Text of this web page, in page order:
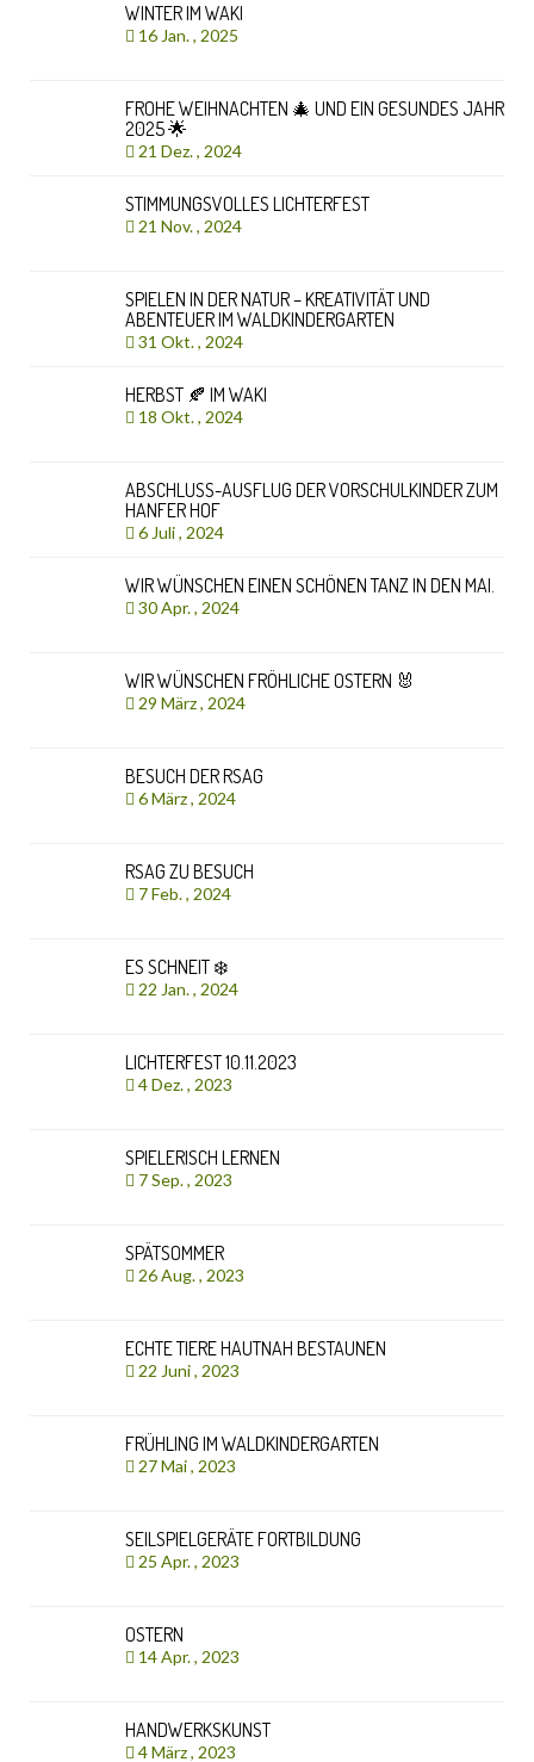
WINTER IM WAKI
16 Jan. , 2025
FROHE WEIHNACHTEN 🎄 UND EIN GESUNDES JAHR
2025 🌟
21 Dez. , 2024
STIMMUNGSVOLLES LICHTERFEST
21 Nov. , 2024
SPIELEN IN DER NATUR – KREATIVITÄT UND
ABENTEUER IM WALDKINDERGARTEN
31 Okt. , 2024
HERBST 🍂 IM WAKI
18 Okt. , 2024
ABSCHLUSS-AUSFLUG DER VORSCHULKINDER ZUM
HANFER HOF
6 Juli , 2024
WIR WÜNSCHEN EINEN SCHÖNEN TANZ IN DEN MAI.
30 Apr. , 2024
WIR WÜNSCHEN FRÖHLICHE OSTERN 🐰
29 März , 2024
BESUCH DER RSAG
6 März , 2024
RSAG ZU BESUCH
7 Feb. , 2024
ES SCHNEIT ❄️
22 Jan. , 2024
LICHTERFEST 10.11.2023
4 Dez. , 2023
SPIELERISCH LERNEN
7 Sep. , 2023
SPÄTSOMMER
26 Aug. , 2023
ECHTE TIERE HAUTNAH BESTAUNEN
22 Juni , 2023
FRÜHLING IM WALDKINDERGARTEN
27 Mai , 2023
SEILSPIELGERÄTE FORTBILDUNG
25 Apr. , 2023
OSTERN
14 Apr. , 2023
HANDWERKSKUNST
4 März , 2023